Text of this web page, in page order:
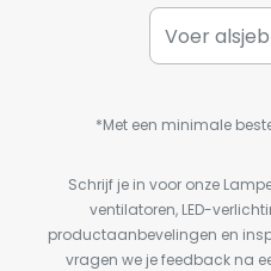
*Met een minimale
Schrijf je in voor onze
ventilatoren, LED-
productaanbevelingen en
vragen we je feedback na